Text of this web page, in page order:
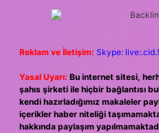
Reklam ve İletişim: Skype:
Yasal Uyarı: Bu internet sitesi,
şahıs şirketi ile hiçbir bağlantısı
kendi hazırladığımız makaleler
içerikler haber niteliği
hakkında paylaşım